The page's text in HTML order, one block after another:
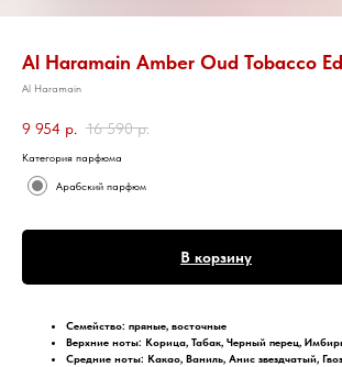
Al Haramain Amber Oud Tobacco
Al Haramain
9 954 р. 16 590 р.
Категория парфюма
Арабский парфюм
В корзину
Семейство: пряные, восточные
Верхние ноты: Корица, Табак, Черный перец,
Средние ноты: Какао, Ваниль, Анис звездчатый,